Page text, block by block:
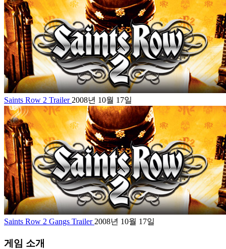
Saints Row 2 Trailer 2008년 10월 17일
Saints Row 2 Gangs Trailer 2008년 10월 17일
게임 소개